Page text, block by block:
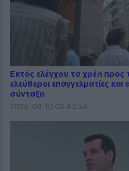
Εκτός ελέγχου τα χρέη
ελεύθεροι επαγγελματίες
σύνταξη
2026-08-10 03:43:54